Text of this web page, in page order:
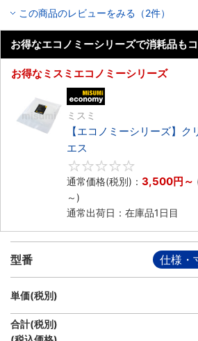
この商品のレビューをみる（2件）
お得なエコノミーシリーズで消耗品も
お得なミスミエコノミーシリーズ
ミスミ
【エコノミーシリーズ】ク
エス
通常価格(税別)： 3,500円 ～
～)
通常出荷日：在庫品1日目
型番 仕様・
単価(税別)
合計(税別)